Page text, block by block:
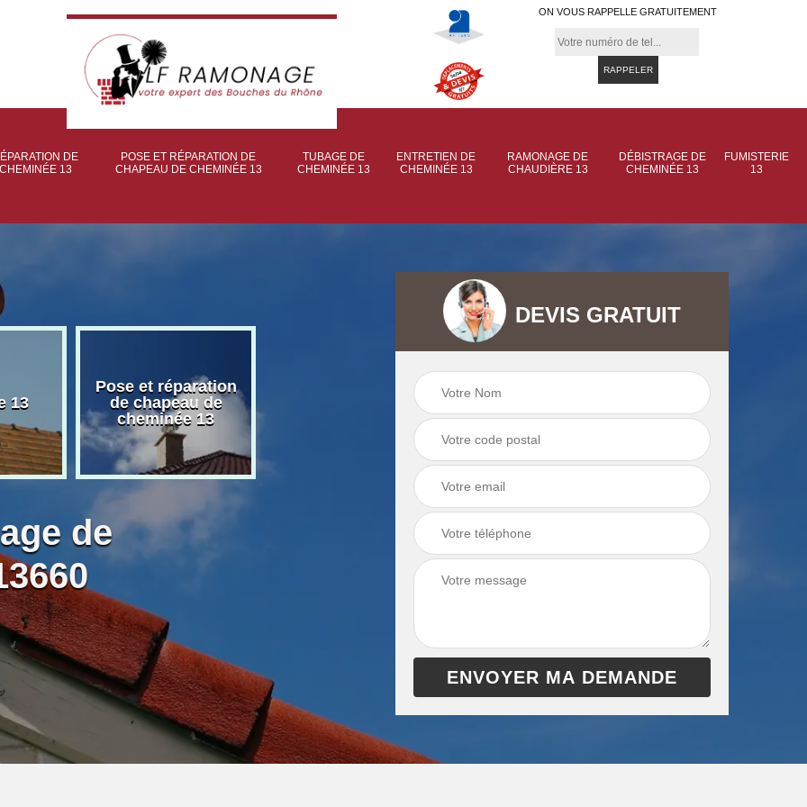
ON VOUS RAPPELLE GRATUITEMENT
DE
CHEMINÉE 13
POSE ET RÉPARATION DE
CHAPEAU DE CHEMINÉE 13
TUBAGE DE
CHEMINÉE 13
ENTRETIEN DE
CHEMINÉE 13
RAMONAGE DE
CHAUDIÈRE 13
DÉBISTRAGE DE
CHEMINÉE 13
FUMISTERIE
13
13
Pose et réparation
de chapeau de
cheminée 13
Poseur et pose de
Ramonage de
chaudière 13
Ramonage de
cheminée 13
de
DEVIS GRATUIT